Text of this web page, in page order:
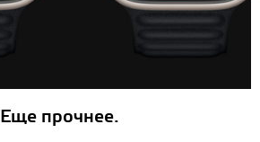
Еще прочнее.